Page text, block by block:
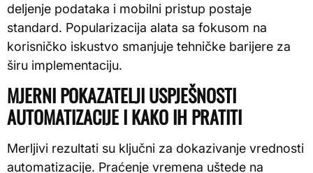
deljenje podataka i mobilni pristup postaje
standard. Popularizacija alata sa fokusom na
korisničko iskustvo smanjuje tehničke barijere za
širu implementaciju.
MJERNI POKAZATELJI USPJEŠNOSTI
AUTOMATIZACIJE I KAKO IH PRATITI
Merljivi rezultati su ključni za dokazivanje vrednosti
automatizacije. Praćenje vremena uštede na